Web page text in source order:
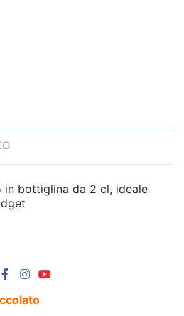
in bottiglina da 2 cl, ideale